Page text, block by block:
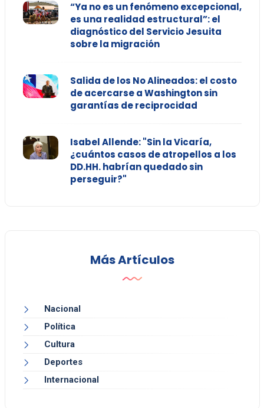
“Ya no es un fenómeno excepcional,
es una realidad estructural”: el
diagnóstico del Servicio Jesuita
sobre la migración
Salida de los No Alineados: el costo
de acercarse a Washington sin
garantías de reciprocidad
Isabel Allende: "Sin la Vicaría,
¿cuántos casos de atropellos a los
DD.HH. habrían quedado sin
perseguir?"
Más Artículos
Nacional
Política
Cultura
Deportes
Internacional